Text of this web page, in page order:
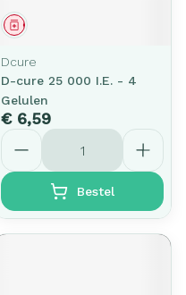
Geneesmiddel
Dcure
D-cure 25 000 I.E. - 4
Gelulen
€ 6,59
Aantal
Bestel